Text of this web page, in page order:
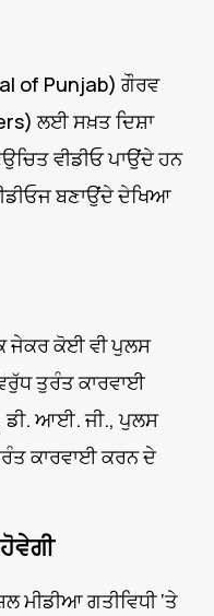
of Punjab) ਗੌਰਵ
ਲਈ ਸਖ਼ਤ ਦਿਸ਼ਾ
ਵੀਡੀਓ ਪਾਉਂਦੇ ਹਨ
ਬਣਾਉਂਦੇ ਦੇਖਿਆ
ਜੇਕਰ ਕੋਈ ਵੀ ਪੁਲਸ
ਤੁਰੰਤ ਕਾਰਵਾਈ
ਡੀ. ਆਈ. ਜੀ., ਪੁਲਸ
ਕਾਰਵਾਈ ਕਰਨ ਦੇ
ਮੀਡੀਆ ਗਤੀਵਿਧੀ ‘ਤੇ